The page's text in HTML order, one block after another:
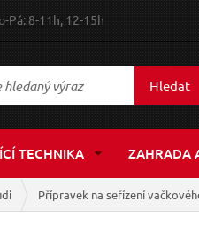
Pá: 8-11h, 12-15h
Hledat
TECHNIKA ZAHRADA
Přípravek na seřízení